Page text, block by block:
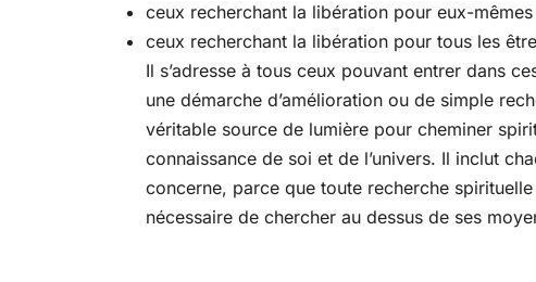
ceux recherchant la libération pour eux-mêmes
ceux recherchant la libération pour tous les
Il s’adresse à tous ceux pouvant entrer dans
une démarche d’amélioration ou de simple
véritable source de lumière pour cheminer
connaissance de soi et de l’univers. Il inclut
concerne, parce que toute recherche
nécessaire de chercher au dessus de ses